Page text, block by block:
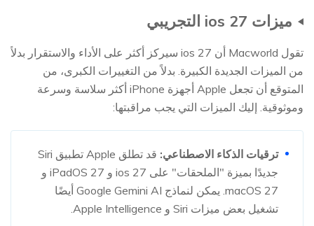
ميزات ios 27 التجريبي
تقول Macworld أن ios 27 سيركز أكثر على الأداء والاستقرار بدلاً
من الميزات الجديدة الكبيرة. بدلاً من التغييرات الكبرى، من
المتوقع أن تجعل Apple أجهزة iPhone أكثر سلاسة وسرعة
وموثوقية. إليك الميزات التي يجب مراقبتها:
ترقيات الذكاء الاصطناعي:
قد تطلق Apple تطبيق Siri
جديدًا بميزة "الملحقات" على ios 27 و iPadOS 27 و
macOS 27. يمكن لنماذج Google Gemini AI أيضًا
تشغيل بعض ميزات Siri و Apple Intelligence.